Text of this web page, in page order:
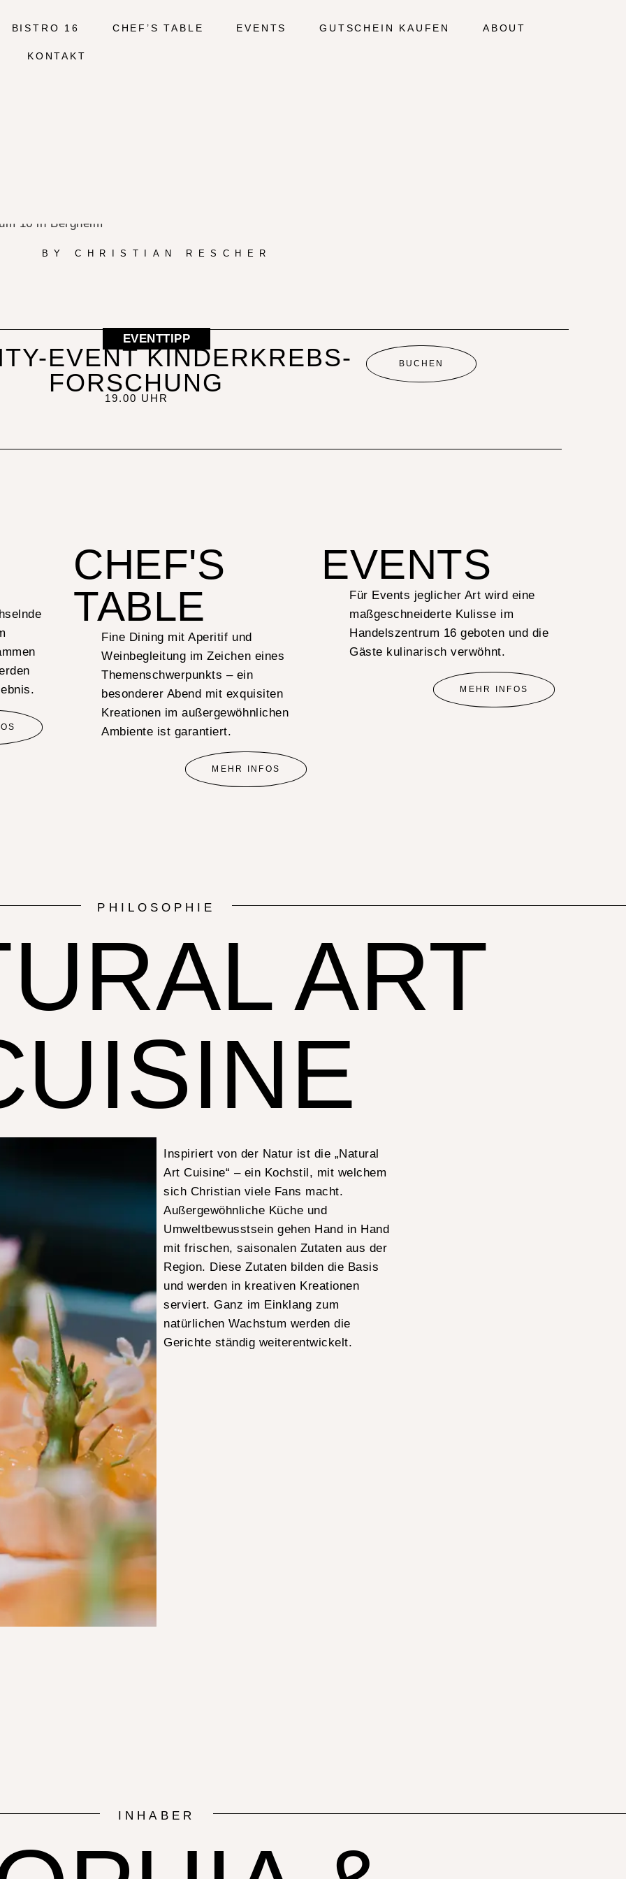
BISTRO 16 CHEF’S TABLE EVENTS GUTSCHEIN KAUFEN ABOUT
KONTAKT
BY CHRISTIAN RESCHER
EVENTTIPP
EVENT KINDERKREBS-
FORSCHUNG
19.00 UHR
BUCHEN
CHEF'S
TABLE
Fine Dining mit Aperitif und
Weinbegleitung im Zeichen eines
Themenschwerpunkts – ein
besonderer Abend mit exquisiten
Kreationen im außergewöhnlichen
Ambiente ist garantiert.
MEHR INFOS
EVENTS
Für Events jeglicher Art wird eine
maßgeschneiderte Kulisse im
Handelszentrum 16 geboten und die
Gäste kulinarisch verwöhnt.
MEHR INFOS
PHILOSOPHIE
ART
Inspiriert von der Natur ist die „Natural
Art Cuisine“ – ein Kochstil, mit welchem
sich Christian viele Fans macht.
Außergewöhnliche Küche und
Umweltbewusstsein gehen Hand in Hand
mit frischen, saisonalen Zutaten aus der
Region. Diese Zutaten bilden die Basis
und werden in kreativen Kreationen
serviert. Ganz im Einklang zum
natürlichen Wachstum werden die
Gerichte ständig weiterentwickelt.
INHABER